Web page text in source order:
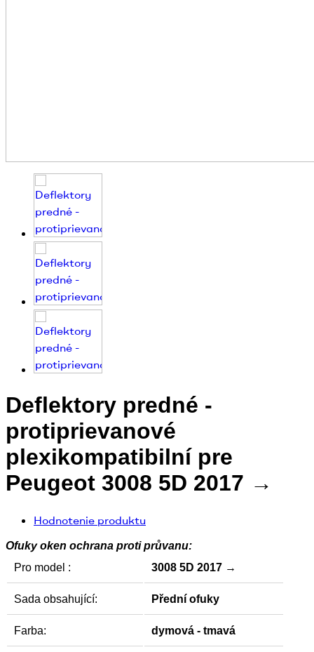
Deflektory predné -
protiprievanové
plexikompatibilní pre
Peugeot 3008 5D 2017 →
Hodnotenie produktu
Ofuky oken ochrana proti průvanu:
Pro model :
3008 5D 2017 →
Sada obsahující: Přední ofuky
Farba: dymová - tmavá